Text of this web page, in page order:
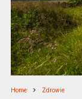
Home Zdrowie